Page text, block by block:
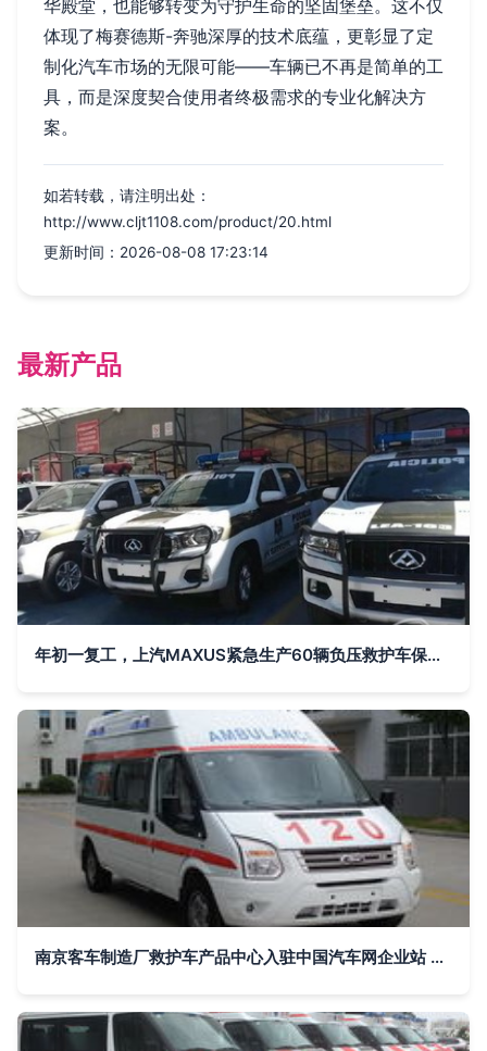
华殿堂，也能够转变为守护生命的坚固堡垒。这不仅
体现了梅赛德斯-奔驰深厚的技术底蕴，更彰显了定
制化汽车市场的无限可能——车辆已不再是简单的工
具，而是深度契合使用者终极需求的专业化解决方
案。
如若转载，请注明出处：
http://www.cljt1108.com/product/20.html
更新时间：2026-08-08 17:23:14
最新产品
年初一复工，上汽MAXUS紧急生产60辆负压救护车保障疫情防控
南京客车制造厂救护车产品中心入驻中国汽车网企业站 构建全方位急救装备展示平台